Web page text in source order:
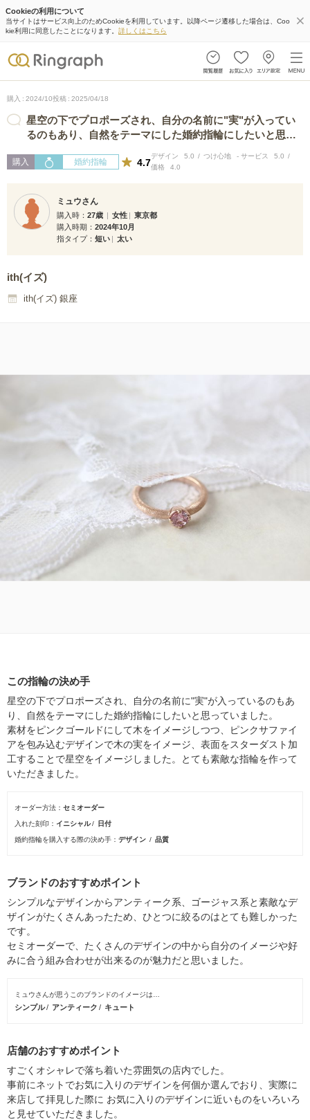
Cookieの利用について
当サイトはサービス向上のためCookieを利用しています。以降ページ遷移した場合は、Coo
kie利用に同意したことになります。 詳しくはこちら
購入 2024/10投稿 2025/04/18
星空の下でプロポーズされ、自分の名前に"実"が入ってい
るのもあり、自然をテーマにした婚約指輪にしたいと思っ
購入 婚約指輪 4.7
デザイン 5.0 つけ心地 - サービス
5.0
価格
4.0
ミュウさん
購入時 27歳 女性
東京都
購入時期
2024年10月
指タイプ
短い 太い
ith(イズ)
ith(イズ) 銀座
この指輪の決め手
星空の下でプロポーズされ、自分の名前に"実"が入っているのもあ
り、自然をテーマにした婚約指輪にしたいと思っていました。
素材をピンクゴールドにして木をイメージしつつ、ピンクサファイ
アを包み込むデザインで木の実をイメージ、表面をスターダスト加
工することで星空をイメージしました。とても素敵な指輪を作って
いただきました。
オーダー方法 セミオーダー
入れた刻印 イニシャル 日付
婚約指輪を購入する際の決め手 デザイン 品質
ブランドのおすすめポイント
シンプルなデザインからアンティーク系、ゴージャス系と素敵なデ
ザインがたくさんあったため、ひとつに絞るのはとても難しかった
です。
セミオーダーで、たくさんのデザインの中から自分のイメージや好
みに合う組み合わせが出来るのが魅力だと思いました。
ミュウさんが思うこのブランドのイメージは…
シンプル アンティーク キュート
店舗のおすすめポイント
すごくオシャレで落ち着いた雰囲気の店内でした。
事前にネットでお気に入りのデザインを何個か選んでおり、実際に
来店して拝見した際に お気に入りのデザインに近いものをいろいろ
と見せていただきました。